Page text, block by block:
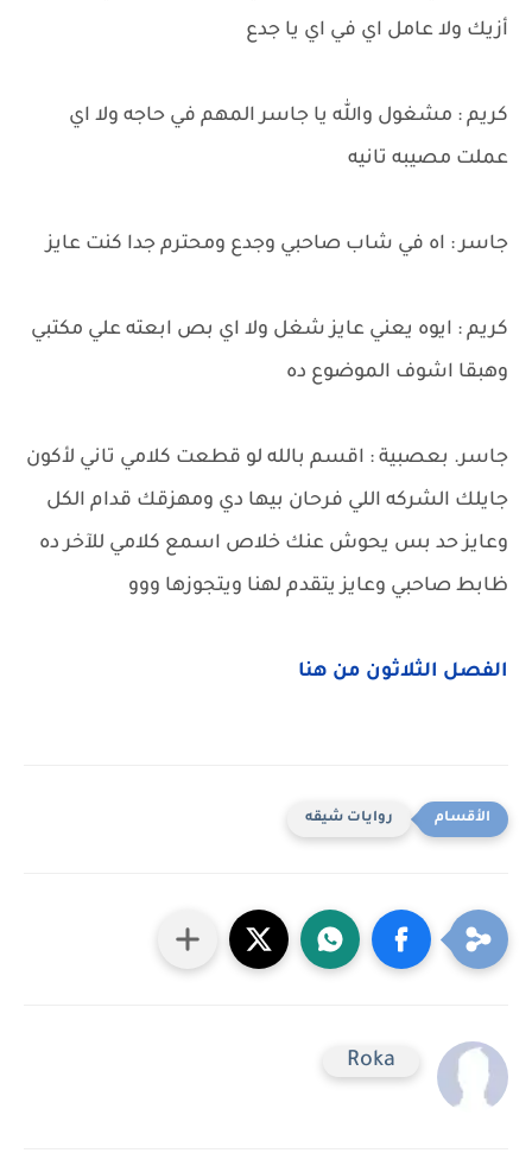
أزيك ولا عامل اي في اي يا جدع
كريم : مشغول والله يا جاسر المهم في حاجه ولا اي
عملت مصيبه تانيه
جاسر : اه في شاب صاحبي وجدع ومحترم جدا كنت عايز
كريم : ايوه يعني عايز شغل ولا اي بص ابعته علي مكتبي
وهبقا اشوف الموضوع ده
جاسر. بعصبية : اقسم بالله لو قطعت كلامي تاني لأكون
جايلك الشركه اللي فرحان بيها دي ومهزقك قدام الكل
وعايز حد بس يحوش عنك خلاص اسمع كلامي للآخر ده
ظابط صاحبي وعايز يتقدم لهنا ويتجوزها ووو
الفصل الثلاثون من هنا
روايات شيقه
Roka